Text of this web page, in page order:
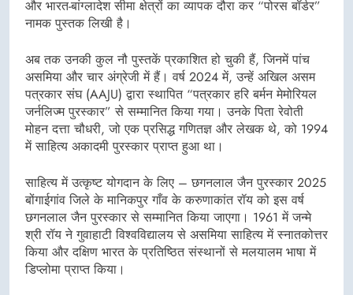
और भारत-बांग्लादेश सीमा क्षेत्रों का व्यापक दौरा कर “पोरस बॉर्डर”
नामक पुस्तक लिखी है।
अब तक उनकी कुल नौ पुस्तकें प्रकाशित हो चुकी हैं, जिनमें पांच
असमिया और चार अंग्रेजी में हैं। वर्ष 2024 में, उन्हें अखिल असम
पत्रकार संघ (AAJU) द्वारा स्थापित “पत्रकार हरि बर्मन मेमोरियल
जर्नलिज्म पुरस्कार” से सम्मानित किया गया। उनके पिता रेवोती
मोहन दत्ता चौधरी, जो एक प्रसिद्ध गणितज्ञ और लेखक थे, को 1994
में साहित्य अकादमी पुरस्कार प्राप्त हुआ था।
साहित्य में उत्कृष्ट योगदान के लिए – छगनलाल जैन पुरस्कार 2025
बोंगाईगांव जिले के मानिकपुर गाँव के करुणाकांत रॉय को इस वर्ष
छगनलाल जैन पुरस्कार से सम्मानित किया जाएगा। 1961 में जन्मे
श्री रॉय ने गुवाहाटी विश्वविद्यालय से असमिया साहित्य में स्नातकोत्तर
किया और दक्षिण भारत के प्रतिष्ठित संस्थानों से मलयालम भाषा में
डिप्लोमा प्राप्त किया।